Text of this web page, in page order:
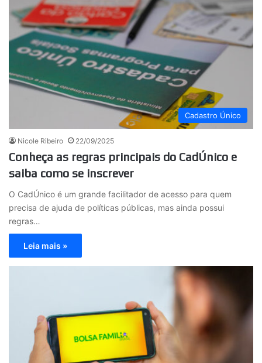
Cadastro Único
Nicole Ribeiro 22/09/2025
Conheça as regras principais do CadÚnico e
saiba como se inscrever
O CadÚnico é um grande facilitador de acesso para quem
precisa de ajuda de políticas públicas, mas ainda possui
regras…
Leia mais »